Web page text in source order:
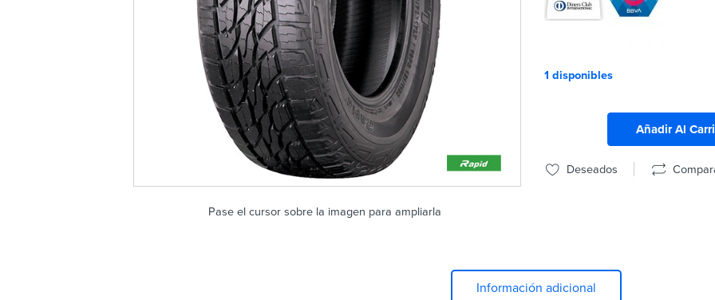
Pase el cursor sobre la imagen para ampliarla
1 disponibles
Añadir Al
Deseados
Información adicional